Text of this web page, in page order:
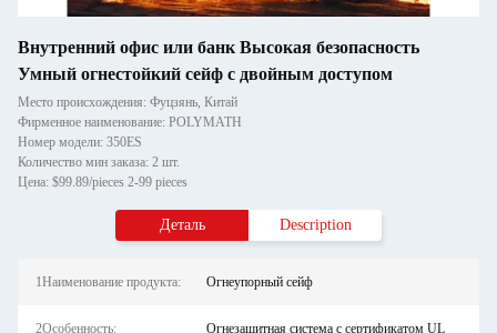
Внутренний офис или банк Высокая безопасность
Умный огнестойкий сейф с двойным доступом
Место происхождения: Фуцзянь, Китай
Фирменное наименование: POLYMATH
Номер модели: 350ES
Количество мин заказа: 2 шт.
Цена: $99.89/pieces 2-99 pieces
Деталь Description
1Наименование продукта: Огнеупорный сейф
2Особенность: Огнезащитная система с сертификатом UL